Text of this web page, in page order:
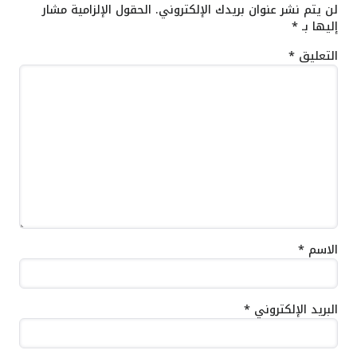
لن يتم نشر عنوان بريدك الإلكتروني. الحقول الإلزامية مشار
إليها بـ*
التعليق *
الاسم *
البريد الإلكتروني *